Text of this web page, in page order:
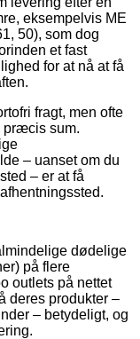
eksempelvis ME
50), som dog
et fast
for at nå at få
fragt, men ofte
præcis sum.
– uanset om du
– er at få
dødelige
på flere
outlets på nettet
deres produkter –
– betydeligt, og